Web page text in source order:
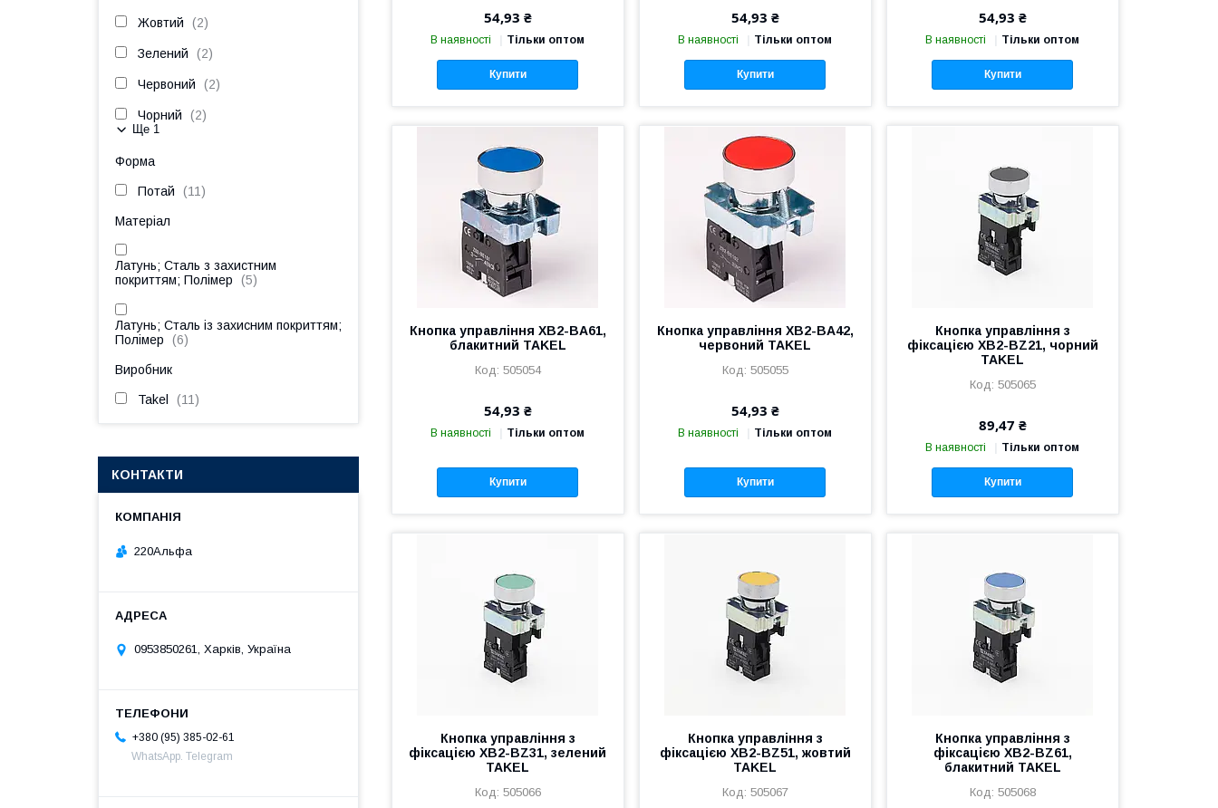
54,93 ₴
В наявності Тільки оптом
Купити
54,93 ₴
В наявності Тільки оптом
Купити
54,93 ₴
В наявності Тільки оптом
Купити
Кнопка управління XB2-BA61,
блакитний TAKEL
505054
54,93 ₴
В наявності Тільки оптом
Купити
Кнопка управління XB2-BA42,
червоний TAKEL
505055
54,93 ₴
В наявності Тільки оптом
Купити
Кнопка управління з
фіксацією XB2-BZ21, чорний
TAKEL
505065
89,47 ₴
В наявності Тільки оптом
Купити
Кнопка управління з
фіксацією XB2-BZ31, зелений
TAKEL
505066
Кнопка управління з
фіксацією XB2-BZ51, жовтий
TAKEL
505067
Кнопка управління з
фіксацією XB2-BZ61,
блакитний TAKEL
505068
Жовтий 2
Зелений 2
Червоний 2
Чорний 2
Ще 1
Форма
Потай 11
Матеріал
Латунь; Сталь з захистним
покриттям; Полімер
5
Латунь; Сталь із захисним покриттям;
Полімер
6
Виробник
Takel 11
КОНТАКТИ
220Альфа
0953850261, Харків, Україна
+380 (95) 385-02-61
WhatsApp. Telegram